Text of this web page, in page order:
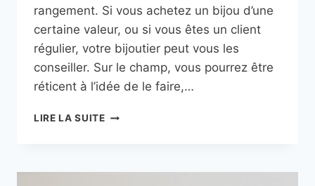
rangement. Si vous achetez un bijou d’une
certaine valeur, ou si vous êtes un client
régulier, votre bijoutier peut vous les
conseiller. Sur le champ, vous pourrez être
réticent à l’idée de le faire,…
LIRE LA SUITEPOURQUOI
À